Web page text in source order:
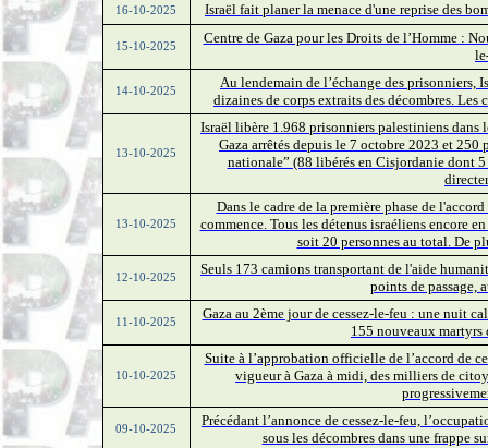
16-10-2025 Israël fait planer la menace d'une reprise des
15-10-2025
Centre de Gaza pour les Droits de l’Homme :
14-10-2025
Au lendemain de l’échange des prisonniers,
dizaines de corps extraits des décombres.
13-10-2025
Israël libère 1.968 prisonniers palestiniens dans
Gaza arrêtés depuis le 7 octobre 2023 et
nationale” (88 libérés en Cisjordanie dont 5
13-10-2025
Dans le cadre de la première phase de
commence. Tous les détenus israéliens encore
soit 20 personnes au total. De
12-10-2025
Seuls 173 camions transportant de l'aide
points de passage,
11-10-2025
Gaza au 2ème jour de cessez-le-feu : une nuit
155 nouveaux martyrs
10-10-2025
Suite à l’approbation officielle de l’accord de
vigueur à Gaza à midi, des milliers de
09-10-2025
Précédant l’annonce de cessez-le-feu,
sous les décombres dans une frappe